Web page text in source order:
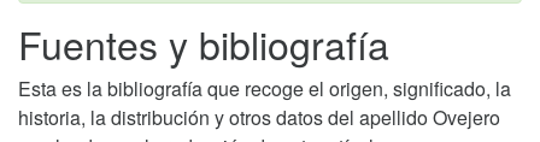
Fuentes y bibliografía
Esta es la bibliografía que recoge el origen, significado, la
historia, la distribución y otros datos del apellido Ovejero